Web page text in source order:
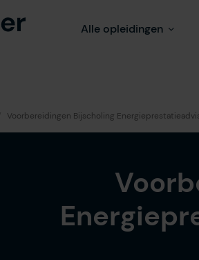
Alle opleidingen
Voorbereidingen Bijscholing